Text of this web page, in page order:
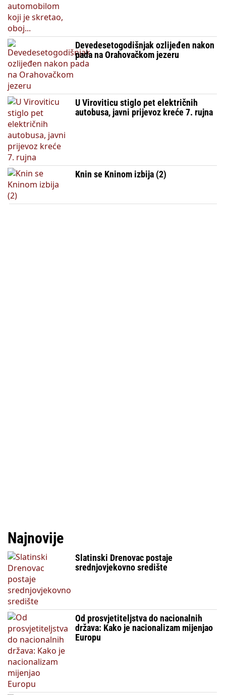
Devedesetogodišnjak ozlijeđen nakon
pada na Orahovačkom jezeru
U Viroviticu stiglo pet električnih
autobusa, javni prijevoz kreće 7. rujna
Knin se Kninom izbija (2)
Najnovije
Slatinski Drenovac postaje
srednjovjekovno središte
Od prosvjetiteljstva do nacionalnih
država: Kako je nacionalizam mijenjao
Europu